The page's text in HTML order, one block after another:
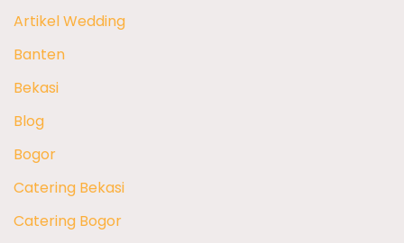
Artikel Wedding
Banten
Bekasi
Blog
Bogor
Catering Bekasi
Catering Bogor